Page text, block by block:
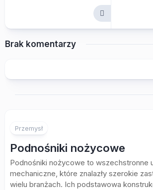
Brak komentarzy
Przemysł
Podnośniki nożycowe
Podnośniki nożycowe to wszechstronne
mechaniczne, które znalazły szerokie
wielu branżach. Ich podstawowa